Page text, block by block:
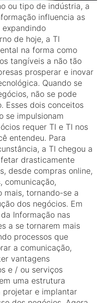
ou tipo de indústria, a
influencia as
de hoje, a TI
na forma como
tangíveis a não tão
prosperar e inovar
Quando se
não se pode
Esses dois conceitos
se impulsionam
requer TI e TI nos
entendeu. Para
a TI chegou a
drasticamente
desde compras online,
comunicação,
mais, tornando-se a
dos negócios. Em
Informação nas
a se tornarem mais
processos que
a comunicação,
vantagens
e / ou serviços
uma estrutura
e implantar